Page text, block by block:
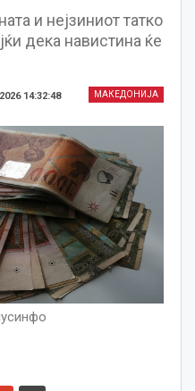
и нејзиниот татко
дека навистина ќе
МАКЕДОНИЈА
14:32:48